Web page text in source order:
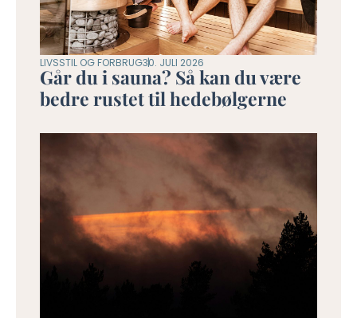
LIVSSTIL OG FORBRUG30. JULI 2026
Går du i sauna? Så kan du være
bedre rustet til hedebølgerne